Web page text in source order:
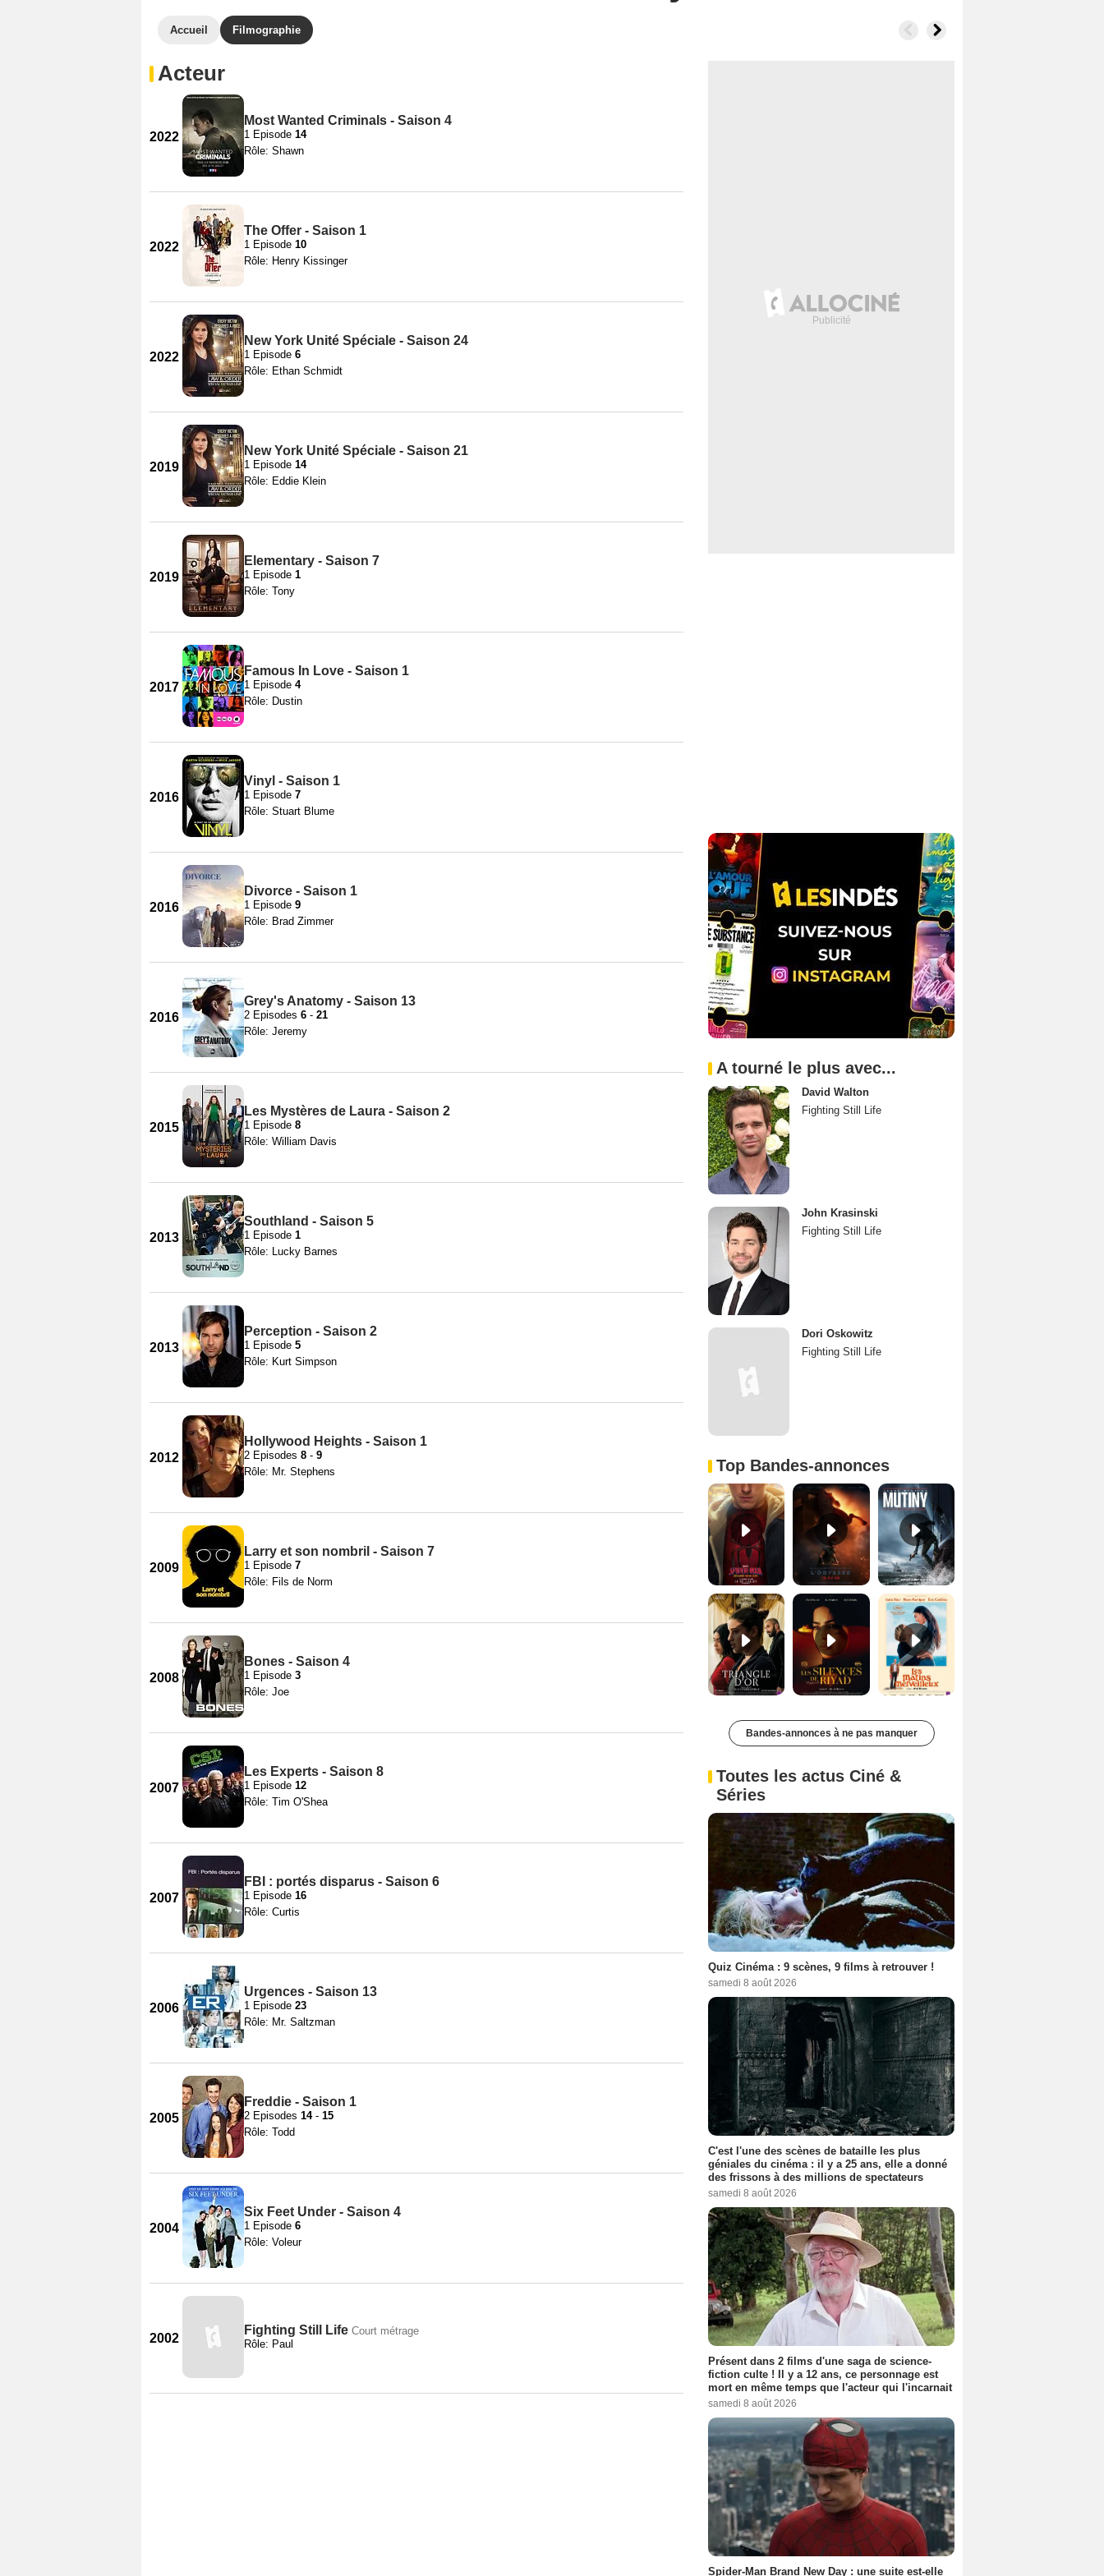
Accueil Filmographie
Acteur
2022
Most Wanted Criminals - Saison 4
1 Episode 14
Rôle: Shawn
2022
The Offer - Saison 1
1 Episode 10
Rôle: Henry Kissinger
2022
New York Unité Spéciale - Saison 24
1 Episode 6
Rôle: Ethan Schmidt
2019
New York Unité Spéciale - Saison 21
1 Episode 14
Rôle: Eddie Klein
2019
Elementary - Saison 7
1 Episode 1
Rôle: Tony
2017
Famous In Love - Saison 1
1 Episode 4
Rôle: Dustin
2016
Vinyl - Saison 1
1 Episode 7
Rôle: Stuart Blume
2016
Divorce - Saison 1
1 Episode 9
Rôle: Brad Zimmer
2016
Grey's Anatomy - Saison 13
2 Episodes 6 - 21
Rôle: Jeremy
2015
Les Mystères de Laura - Saison 2
1 Episode 8
Rôle: William Davis
2013
Southland - Saison 5
1 Episode 1
Rôle: Lucky Barnes
2013
Perception - Saison 2
1 Episode 5
Rôle: Kurt Simpson
2012
Hollywood Heights - Saison 1
2 Episodes 8 - 9
Rôle: Mr. Stephens
2009
Larry et son nombril - Saison 7
1 Episode 7
Rôle: Fils de Norm
2008
Bones - Saison 4
1 Episode 3
Rôle: Joe
2007
Les Experts - Saison 8
1 Episode 12
Rôle: Tim O'Shea
2007
FBI : portés disparus - Saison 6
1 Episode 16
Rôle: Curtis
2006
Urgences - Saison 13
1 Episode 23
Rôle: Mr. Saltzman
2005
Freddie - Saison 1
2 Episodes 14- 15
Rôle: Todd
2004
Six Feet Under - Saison 4
1 Episode 6
Rôle: Voleur
2002
Fighting Still Life Court métrage
Rôle: Paul
A tourné le plus avec...
David Walton
Fighting Still Life
John Krasinski
Fighting Still Life
Dori Oskowitz
Fighting Still Life
Top Bandes-annonces
Spider-Man: Brand New Day Bande-annonce VO STFR L'Odyssée Bande-annonce VO STFR
Les Silences de Riyad Bande-annonce VO STFR Les Matins merveilleux Bande-annonce VF
Bandes-annonces à ne pas manquer
Toutes les actus Ciné &
Séries
Quiz Cinéma : 9 scènes, 9 films à retrouver !
samedi 8 août 2026
C'est l'une des scènes de bataille les plus
géniales du cinéma : il y a 25 ans, elle a donné
des frissons à des millions de spectateurs
samedi 8 août 2026
Présent dans 2 films d'une saga de science-
fiction culte ! Il y a 12 ans, ce personnage est
mort en même temps que l'acteur qui l'incarnait
samedi 8 août 2026
Spider-Man Brand New Day : une suite est-elle